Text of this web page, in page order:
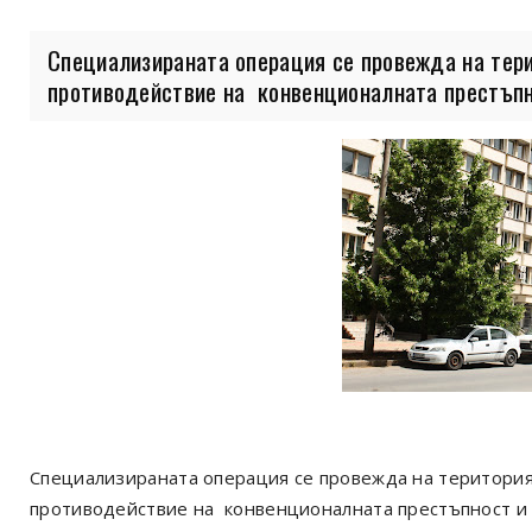
Специализираната операция се провежда на
противодействие на конвенционалната
Специализираната операция се провежда на
противодействие на конвенционалната престъпност